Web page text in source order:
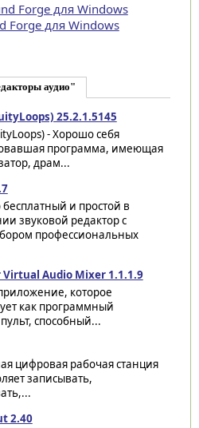
Forge для Windows
Forge для Windows
аудио"
25.2.1.5145
- Хорошо себя
программа, имеющая
драм...
бесплатный и простой в
звуковой редактор с
профессиональных
Audio Mixer 1.1.1.9
которое
как программный
способный...
цифровая рабочая станция
записывать,
2.40